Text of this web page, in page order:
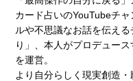
カード占いのYouTubeチ
ルや不思議なお話を伝え
り」、本人がプロデュー
を運営。
より自分らしく現実創造